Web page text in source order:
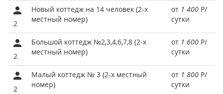
2
Новый коттедж на 14 человек (2-х
местный номер)
от 1 400 Р/
сутки
2
Большой коттедж №2,3,4,6,7,8 (2-х
местный номер)
от 1 600 Р/
сутки
2
Малый коттедж № 3 (2-х местный
номер)
от 1 800 Р/
сутки